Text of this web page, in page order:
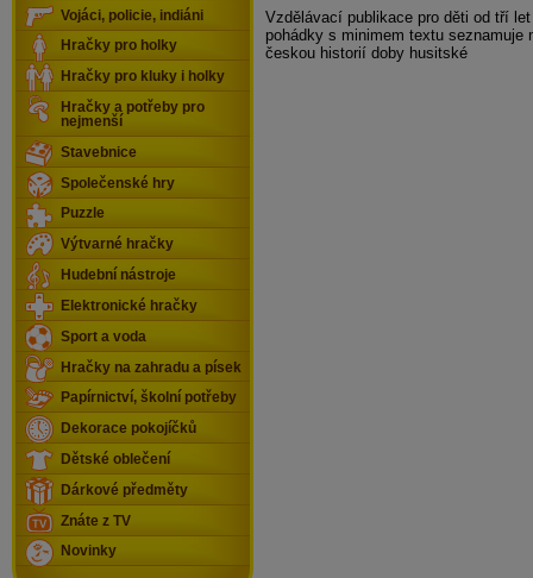
Vzdělávací publikace pro děti od tří
pohádky s minimem textu seznamuje
českou historií doby husitské
Vojáci, policie, indiáni
Hračky pro holky
Hračky pro kluky i holky
Hračky a potřeby pro
nejmenší
Stavebnice
Společenské hry
Puzzle
Výtvarné hračky
Hudební nástroje
Elektronické hračky
Sport a voda
Hračky na zahradu a písek
Papírnictví, školní potřeby
Dekorace pokojíčků
Dětské oblečení
Dárkové předměty
Znáte z TV
Novinky